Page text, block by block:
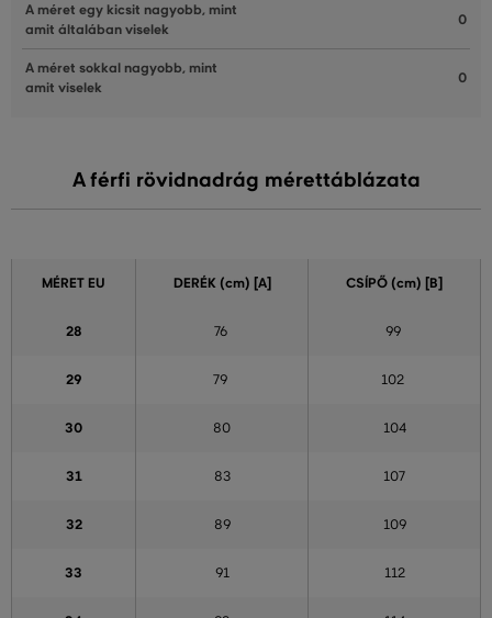
A méret egy kicsit nagyobb, mint
amit általában viselek
0
A méret sokkal nagyobb, mint
amit viselek
0
A férfi rövidnadrág mérettáblázata
MÉRET EU DERÉK (cm) [A] CSÍPŐ (cm) [B]
28 76 99
29 79 102
30 80 104
31 83 107
32 89 109
33 91 112